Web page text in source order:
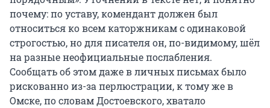
почему: по уставу, комендант должен был
относиться ко всем каторжникам с одинаковой
строгостью, но для писателя он, по-видимому, шёл
на разные неофициальные послабления.
Сообщать об этом даже в личных письмах было
рискованно из-за перлюстрации, к тому же в
Омске, по словам Достоевского, хватало